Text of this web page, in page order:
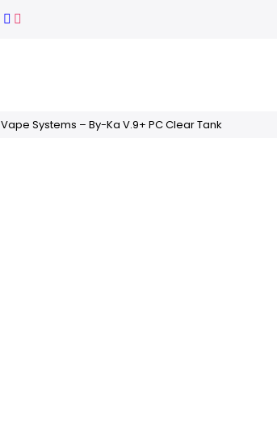
Vape Systems – By-Ka V.9+ PC Clear Tank